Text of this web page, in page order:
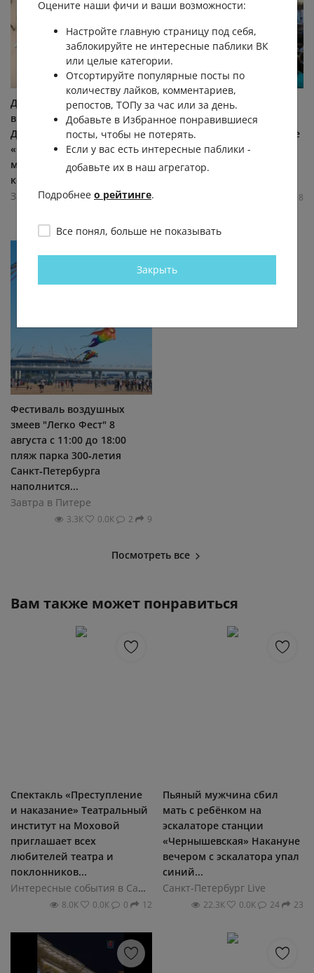
Детская площадка "Фрегат"
в Новой Голландии
Детская площадка
«Фрегат» — это
многофункциональный
комплекс,...
Завтра в Питере
Бесплатные кинопоказы в
“Кинотеатре у моря” 6
августа, 20:00 - "Мечтать не
вредно" (2026). Двое
неудачников решаются...
8
Фестиваль воздушных
змеев "Легко Фест" 8
августа с 11:00 до 18:00
пляж парка 300‑летия
Санкт‑Петербурга
наполнится...
Завтра в Питере
3.3К 0.0К 2 9
Посмотреть все
Вам также может понравиться
Спектакль «Преступление
и наказание» Театральный
институт на Моховой
приглашает всех
любителей театра и
поклонников...
Интересные события в Санкт-Петербурге
8.0К 0.0К 0 12
Пьяный мужчина сбил
мать с ребёнком на
эскалаторе станции
«Чернышевская» Накануне
вечером с эскалатора упал
синий...
Санкт-Петербург Live
22.3К 0.0К 24 23
Оцените наши фичи и ваши возможности:
Настройте главную страницу под себя,
заблокируйте не интересные паблики ВК
или целые категории.
Отсортируйте популярные посты по
количеству лайков, комментариев,
репостов, ТОПу за час или за день.
Добавьте в Избранное понравившиеся
посты, чтобы не потерять.
Если у вас есть интересные паблики -
добавьте их в наш агрегатор.
Подробнее о рейтинге.
Все понял, больше не показывать
Закрыть